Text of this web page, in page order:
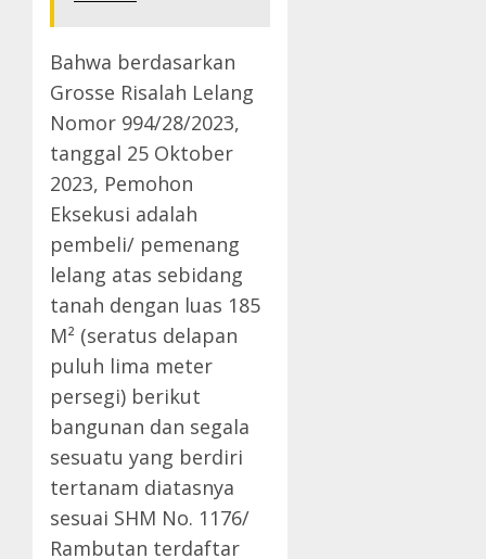
Bahwa berdasarkan
Grosse Risalah Lelang
Nomor 994/28/2023,
tanggal 25 Oktober
2023, Pemohon
Eksekusi adalah
pembeli/ pemenang
lelang atas sebidang
tanah dengan luas 185
M² (seratus delapan
puluh lima meter
persegi) berikut
bangunan dan segala
sesuatu yang berdiri
tertanam diatasnya
sesuai SHM No. 1176/
Rambutan terdaftar